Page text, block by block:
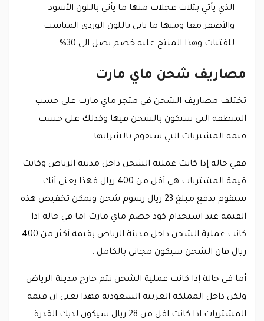
الذي يأتي بثلاث عجلات منها ما يأتي باللون الأسود
والأصفر معا ومنها ما ياتي باللون الوردي المناسب
للفتيات وهذا المنتج عليه خصم يصل الى 30%.
مصاريف شحن ماي مارت
تختلف مصاريف الشحن في متجر ماي مارت على حسب
المنطقة التي ستكون بالشحن فيها وكذلك على حسب
قيمة المشتريات التي ستقوم بالشرابها .
ففي حالة إذا كانت عملية الشحن داخل مدينة الرياض وكانت
قيمة المشتريات هي أقل من 400 ريال فهذا يعني أنك
ستقوم بدفع مبلغ 23 ريال رسوم شحن ويمكن تخفيض هذه
القيمة عند استخدام كود خصم ماي مارت اما في حاله اذا
كانت عملية الشحن داخل مدينة الرياض بقيمة أكثر من 400
ريال فان الشحن سيكون مجاني بالكامل .
أما في حالة إذا كانت عملية الشحن تتم خارج مدينة الرياض
ولكن داخل المملكه العربيه السعوديه فهذا يعني ان قيمة
المشتريات اذا كانت اقل من 28 ريال سيكون لديك القدرة